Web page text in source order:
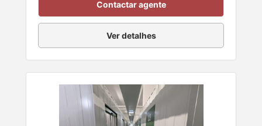
Contactar agente
Ver detalhes